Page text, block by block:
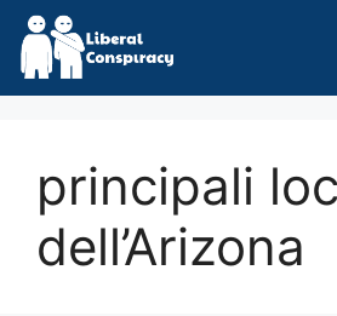
Skip
content
principali
dell’Arizona